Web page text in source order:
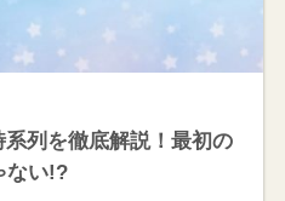
系列を徹底解説！最初の
ない!?